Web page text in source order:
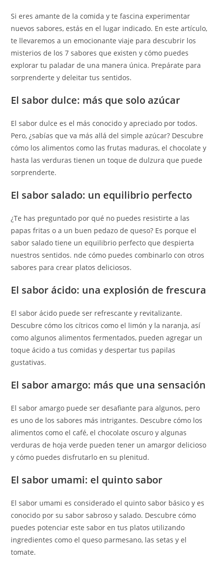
Si eres amante de la comida y te fascina experimentar
nuevos sabores, estás en el lugar indicado. En este artículo,
te llevaremos a un emocionante viaje para descubrir los
misterios de los 7 sabores que existen y cómo puedes
explorar tu paladar de una manera única. Prepárate para
sorprenderte y deleitar tus sentidos.
El sabor dulce: más que solo azúcar
El sabor dulce es el más conocido y apreciado por todos.
Pero, ¿sabías que va más allá del simple azúcar? Descubre
cómo los alimentos como las frutas maduras, el chocolate y
hasta las verduras tienen un toque de dulzura que puede
sorprenderte.
El sabor salado: un equilibrio perfecto
¿Te has preguntado por qué no puedes resistirte a las
papas fritas o a un buen pedazo de queso? Es porque el
sabor salado tiene un equilibrio perfecto que despierta
nuestros sentidos. nde cómo puedes combinarlo con otros
sabores para crear platos deliciosos.
El sabor ácido: una explosión de frescura
El sabor ácido puede ser refrescante y revitalizante.
Descubre cómo los cítricos como el limón y la naranja, así
como algunos alimentos fermentados, pueden agregar un
toque ácido a tus comidas y despertar tus papilas
gustativas.
El sabor amargo: más que una sensación
El sabor amargo puede ser desafiante para algunos, pero
es uno de los sabores más intrigantes. Descubre cómo los
alimentos como el café, el chocolate oscuro y algunas
verduras de hoja verde pueden tener un amargor delicioso
y cómo puedes disfrutarlo en su plenitud.
El sabor umami: el quinto sabor
El sabor umami es considerado el quinto sabor básico y es
conocido por su sabor sabroso y salado. Descubre cómo
puedes potenciar este sabor en tus platos utilizando
ingredientes como el queso parmesano, las setas y el
tomate.